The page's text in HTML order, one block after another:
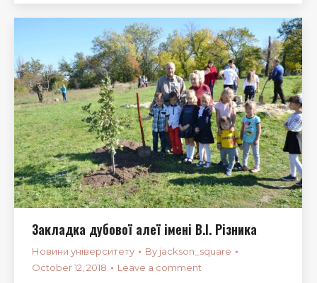
Закладка дубової алеї імені В.І. Різника
Новини університету By jackson_square
October 12, 2018
Leave a comment